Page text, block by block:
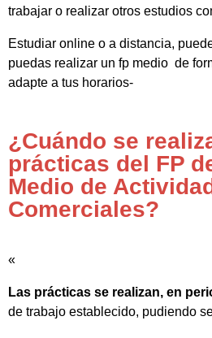
trabajar o realizar otros estudios
Estudiar online o a distancia,
puedas realizar un fp medio de
adapte a tus horarios-
¿Cuándo se
prácticas del FP
Medio de
Comerciales?
«
Las prácticas se realizan, en
de trabajo establecido, pudiendo